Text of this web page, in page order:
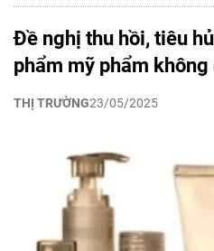
Đề nghị thu hồi, tiêu
phẩm mỹ phẩm
THỊ TRƯỜNG23/05/2025